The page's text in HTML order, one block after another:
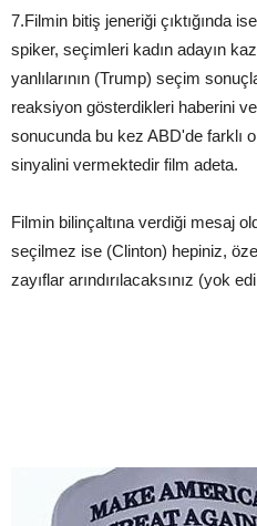
7.Filmin bitiş jeneriği çıktığında
spiker, seçimleri kadın adayın
yanlılarının (Trump) seçim
reaksiyon gösterdikleri haberini
sonucunda bu kez ABD'de farklı
sinyalini vermektedir film adeta.
Filmin bilinçaltına verdiği mesaj
seçilmez ise (Clinton) hepiniz,
zayıflar arındırılacaksınız (yok